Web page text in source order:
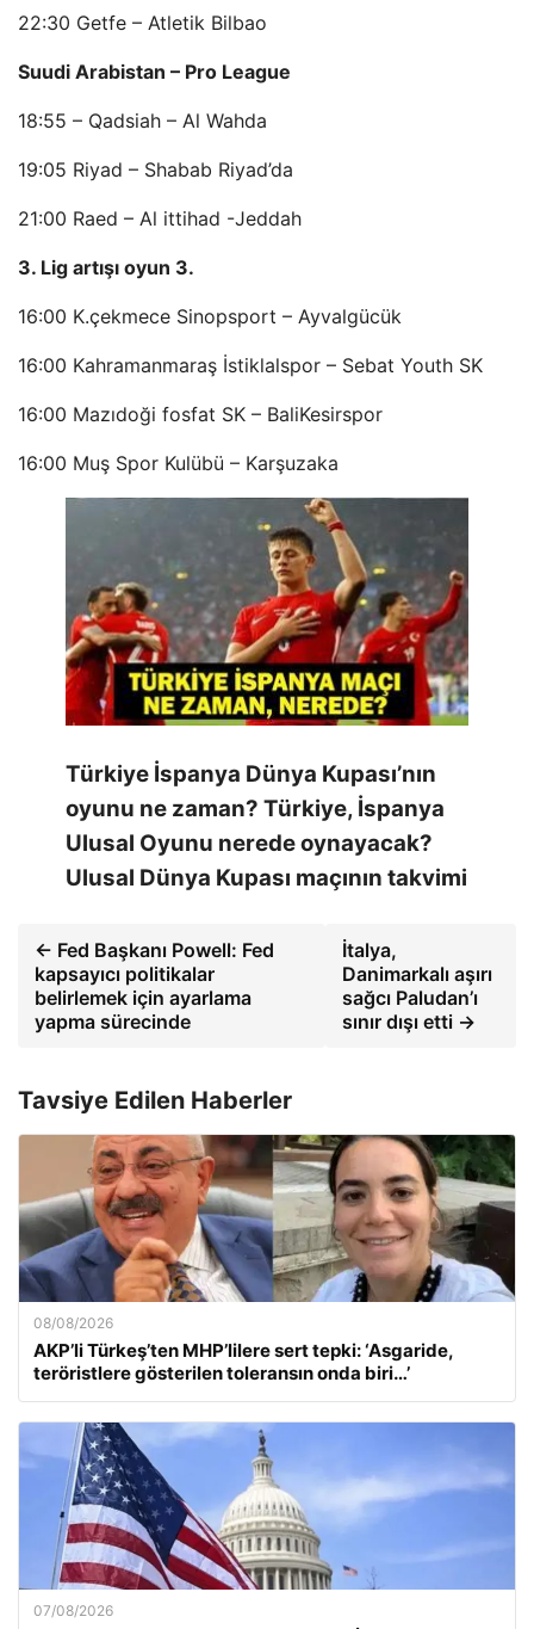
22:30 Getfe – Atletik Bilbao
Suudi Arabistan – Pro League
18:55 – Qadsiah – Al Wahda
19:05 Riyad – Shabab Riyad’da
21:00 Raed – Al ittihad -Jeddah
3. Lig artışı oyun 3.
16:00 K.çekmece Sinopsport – Ayvalgücük
16:00 Kahramanmaraş İstiklalspor – Sebat Youth SK
16:00 Mazıdoği fosfat SK – BaliKesirspor
16:00 Muş Spor Kulübü – Karşuzaka
Türkiye İspanya Dünya Kupası’nın
oyunu ne zaman? Türkiye, İspanya
Ulusal Oyunu nerede oynayacak?
Ulusal Dünya Kupası maçının takvimi
← Fed Başkanı Powell: Fed
kapsayıcı politikalar
belirlemek için ayarlama
yapma sürecinde
İtalya,
Danimarkalı aşırı
sağcı Paludan’ı
sınır dışı etti →
Tavsiye Edilen Haberler
08/08/2026
AKP’li Türkeş’ten MHP’lilere sert tepki: ‘Asgaride,
teröristlere gösterilen toleransın onda biri…’
07/08/2026